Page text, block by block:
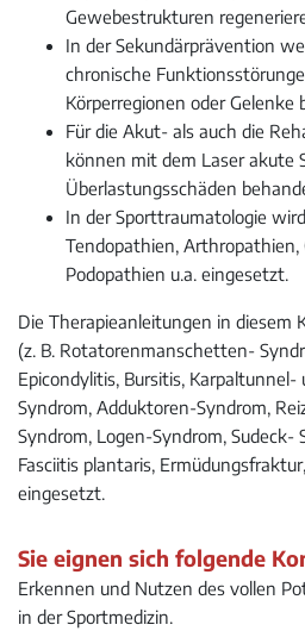
Gewebestrukturen
In der Sekundärprävention
chronische
Körperregionen oder Gelenke
Für die Akut- als auch die
können mit dem Laser akute
Überlastungsschäden
In der Sporttraumatologie
Tendopathien, Arthropathien,
Podopathien u.a. eingesetzt.
Die Therapieanleitungen in diesem
(z. B. Rotatorenmanschetten-
Epicondylitis, Bursitis,
Syndrom, Adduktoren-Syndrom,
Syndrom, Logen-Syndrom, Sudeck-
Fasciitis plantaris,
eingesetzt.
Sie eignen sich folgende
Erkennen und Nutzen des vollen
in der Sportmedizin.